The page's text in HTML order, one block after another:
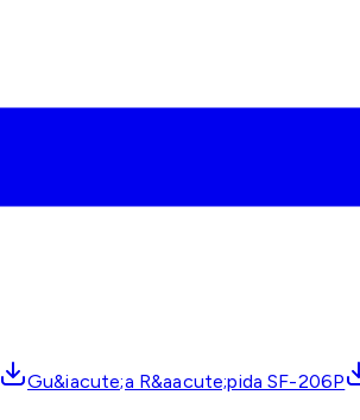
Gu&iacute;a R&aacute;pida SF-206P